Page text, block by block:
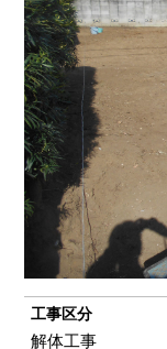
工事区分
解体工事